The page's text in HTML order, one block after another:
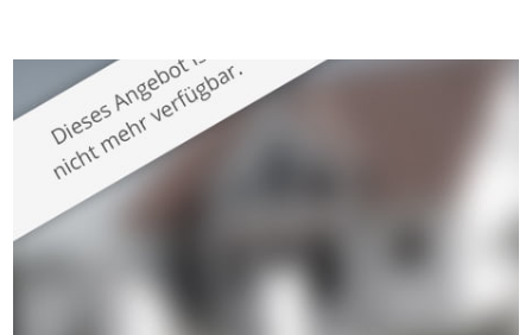
großzügige Räume und eine hochwertige Ausstattung, die
modernen Wohnkomfort mit einem stilvollen Ambiente
verbindet. Der […]